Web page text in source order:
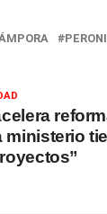
ministerio